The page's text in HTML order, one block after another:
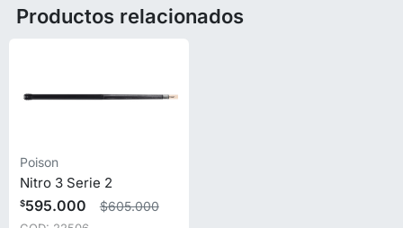
Productos relacionados
Poison
Nitro 3 Serie 2
$595.000 $605.000